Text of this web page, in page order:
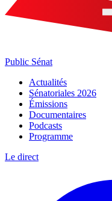
Public Sénat
Actualités
Sénatoriales 2026
Émissions
Documentaires
Podcasts
Programme
Le direct